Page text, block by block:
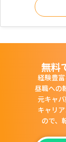
無料
経験豊
昼職への
元キャ
キャリ
ので、